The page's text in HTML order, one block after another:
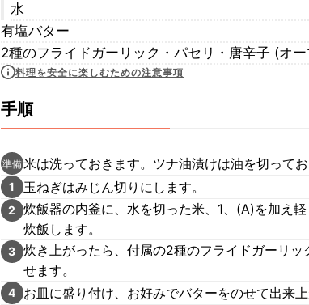
水
有塩バター
2種のフライドガーリック・パセリ・唐辛子 (オ
料理を安全に楽しむための注意事項
手順
準備米は洗っておきます。ツナ油漬けは油を切ってお
1 玉ねぎはみじん切りにします。
2
炊飯器の内釜に、水を切った米、1、(A)を加え
炊飯します。
3 炊き上がったら、付属の2種のフライドガーリ
せます。
4 お皿に盛り付け、お好みでバターをのせて出来上